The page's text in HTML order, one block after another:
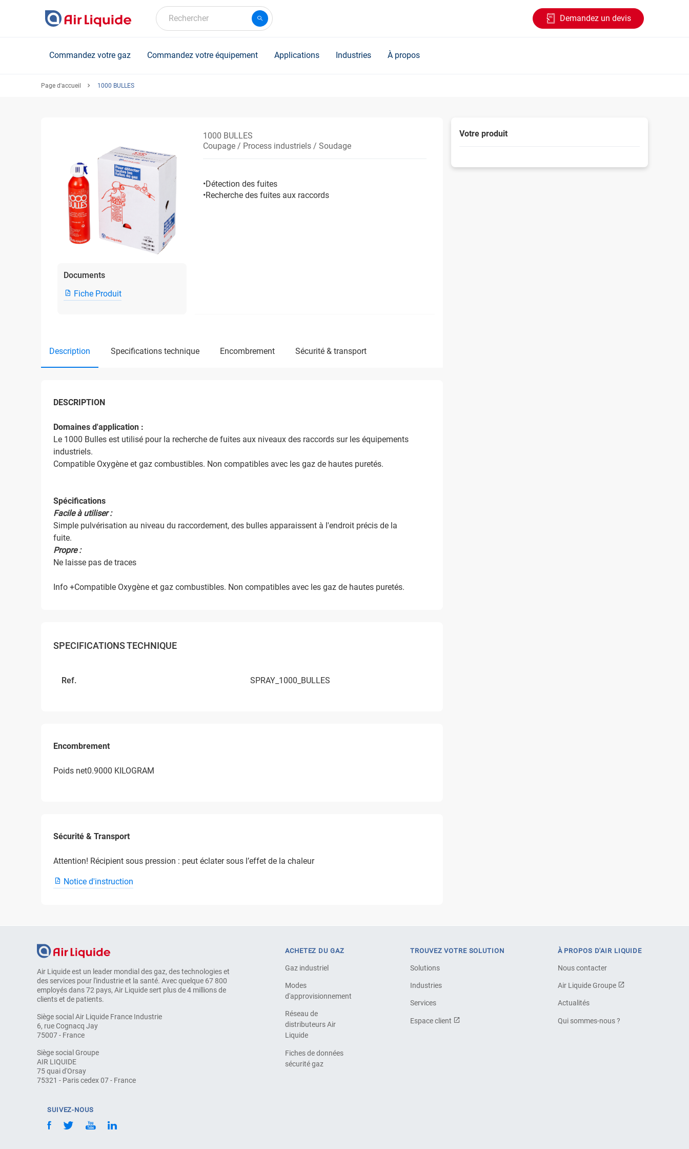
Rechercher Demandez un devis
Commandez votre gaz Commandez votre équipement Applications Industries À propos
Page d'accueil 1000 BULLES
Documents
Fiche Produit
1000 BULLES
Coupage / Process industriels / Soudage
•Détection des fuites
•Recherche des fuites aux raccords
description specifications technique encombrement sécurité & transport
DESCRIPTION
Domaines d'application :
Le 1000 Bulles est utilisé pour la recherche de fuites aux niveaux des raccords sur les équipements
industriels.
Compatible Oxygène et gaz combustibles. Non compatibles avec les gaz de hautes puretés.
Spécifications
Facile à utiliser :
Simple pulvérisation au niveau du raccordement, des bulles apparaissent à l'endroit précis de la
fuite.
Propre :
Ne laisse pas de traces
Info +Compatible Oxygène et gaz combustibles. Non compatibles avec les gaz de hautes puretés.
SPECIFICATIONS TECHNIQUE
Ref. SPRAY_1000_BULLES
Encombrement
Poids net0.9000 KILOGRAM
Sécurité & Transport
Attention! Récipient sous pression : peut éclater sous l’effet de la chaleur
Notice d'instruction
Votre produit
Air Liquide est un leader mondial des gaz, des technologies et
des services pour l'industrie et la santé. Avec quelque 67 800
employés dans 72 pays, Air Liquide sert plus de 4 millions de
clients et de patients.
Siège social Air Liquide France Industrie
6, rue Cognacq Jay
75007 - France
Siège social Groupe
AIR LIQUIDE
75 quai d'Orsay
75321 - Paris cedex 07 - France
ACHETEZ DU GAZ
Gaz industriel
Modes
d'approvisionnement
Réseau de
distributeurs Air
Liquide
Fiches de données
sécurité gaz
TROUVEZ VOTRE SOLUTION
Solutions
Industries
Services
Espace client
À PROPOS D'AIR LIQUIDE
Nous contacter
Air Liquide Groupe
Actualités
Qui sommes-nous ?
SUIVEZ-NOUS